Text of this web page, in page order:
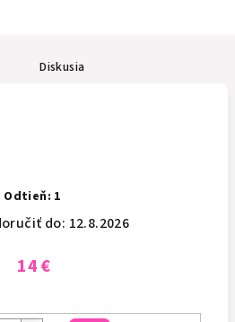
Diskusia
Odtieň: 1
do: 12.8.2026
14 €